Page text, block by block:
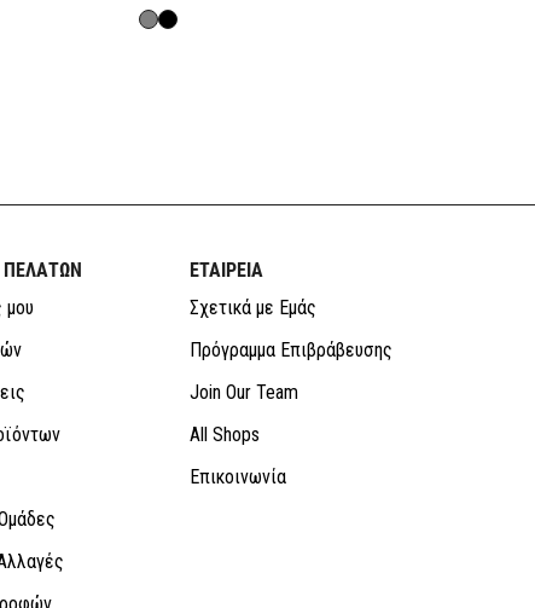
μου
ΕΤΑΙΡΕΙΑ
Σχετικά με Εμάς
Πρόγραμμα Επιβράβευσης
Join Our Team
All Shops
Επικοινωνία